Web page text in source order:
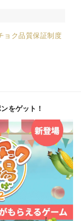
ョク品質保証制度
をゲット！